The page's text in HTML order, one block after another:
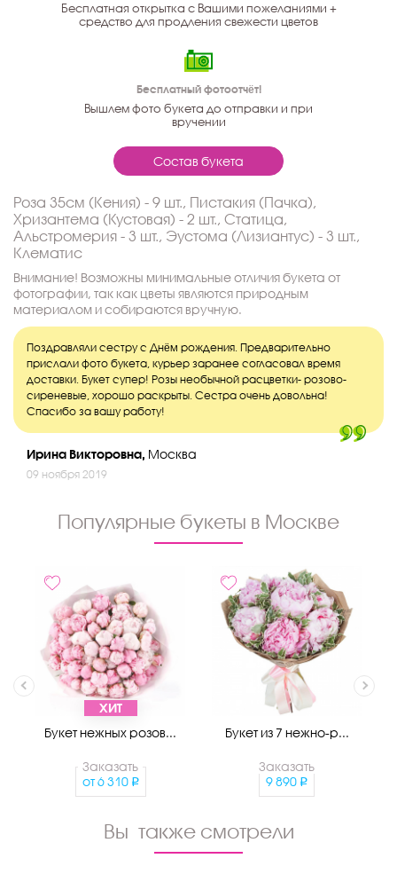
Бесплатная открытка с Вашими пожеланиями +
средство для продления свежести цветов
Бесплатный фотоотчёт!
Вышлем фото букета до отправки и при
вручении
Состав букета
Роза 35см (Кения) - 9 шт., Пистакия (Пачка),
Хризантема (Кустовая) - 2 шт., Статица,
Альстромерия - 3 шт., Эустома (Лизиантус) - 3 шт.,
Клематис
Внимание! Возможны минимальные отличия букета от
фотографии, так как цветы являются природным
материалом и собираются вручную.
Поздравляли сестру с Днём рождения. Предварительно
прислали фото букета, курьер заранее согласовал время
доставки. Букет супер! Розы необычной расцветки- розово-
сиреневые, хорошо раскрыты. Сестра очень довольна!
Спасибо за вашу работу!
Ирина Викторовна, Москва
09 ноября 2019
Популярные букеты в Москве
ХИТ
Букет нежных розов...
Заказать
от 6 310
Букет из 7 нежно-р...
Заказать
9 890
Вы также смотрели